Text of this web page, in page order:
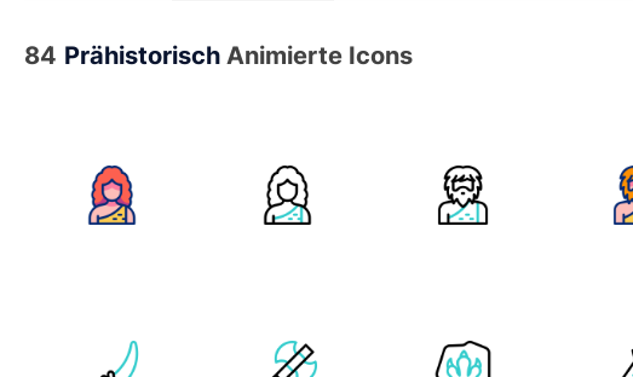
84 Prähistorisch Animierte Icons